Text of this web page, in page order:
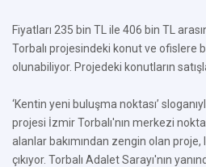
Fiyatları 235 bin TL ile 406 bin TL
Torbalı projesindeki konut ve ofislere
olunabiliyor. Projedeki konutların
‘Kentin yeni buluşma noktası’
projesi İzmir Torbalı'nın merkezi
alanlar bakımından zengin olan
çıkıyor. Torbalı Adalet Sarayı'nın